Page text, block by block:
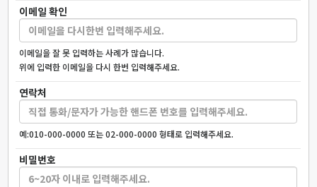
이메일 확인
이메일을 잘 못 입력하는 사례가 많습니다.
위에 입력한 이메일을 다시 한번 입력해주세요.
연락처
예:010-000-0000 또는 02-000-0000 형태로 입력해주세요.
비밀번호